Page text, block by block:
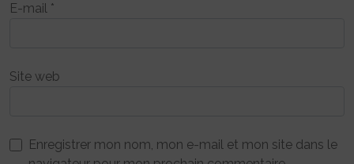
E-mail *
Site web
Enregistrer mon nom, mon e-mail et mon site dans le